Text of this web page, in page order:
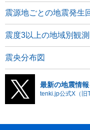
震源地ごとの地震発生
震度3以上の地域別観
震央分布図
最新の地震情
tenki.jp公式X（旧